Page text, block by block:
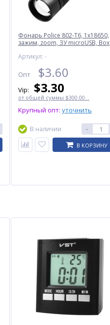
Фонарь Police 802-T6, 1х18650,
зажим, zoom, ЗУ microUSB, Box
Артикул: -
Опт $3.60
Vip: $3.30
от общей суммы $300.00...
Крупный опт: уточнить
В наличии -
В КОРЗИНУ